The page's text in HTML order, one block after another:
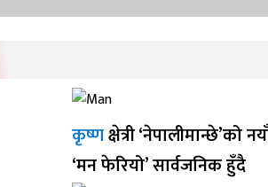
कृष्णक्षेत्री ‘नेपालीमान्छे’को
‘मन फेरियो’ सार्वजनिक हुँदै